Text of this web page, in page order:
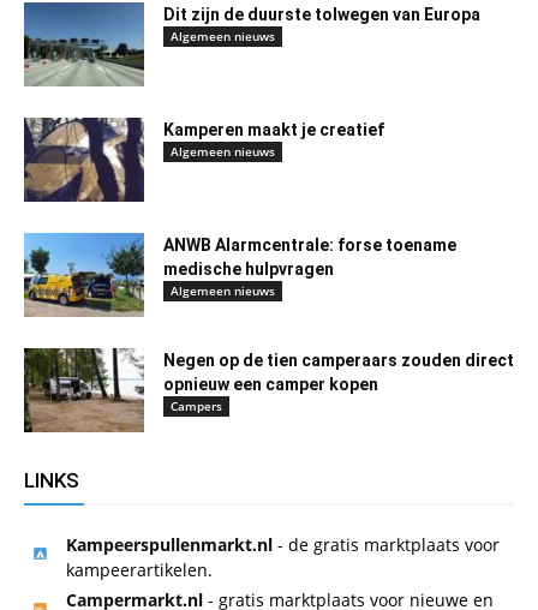
Dit zijn de duurste tolwegen van Europa
Algemeen nieuws
Kamperen maakt je creatief
Algemeen nieuws
ANWB Alarmcentrale: forse toename
medische hulpvragen
Algemeen nieuws
Negen op de tien camperaars zouden direct
opnieuw een camper kopen
Campers
LINKS
Kampeerspullenmarkt.nl - de gratis marktplaats voor
kampeerartikelen.
Campermarkt.nl - gratis marktplaats voor nieuwe en